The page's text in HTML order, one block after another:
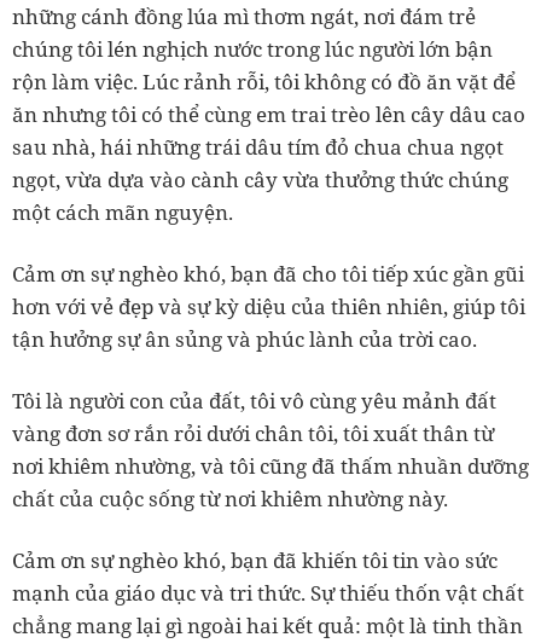
những cánh đồng lúa mì thơm ngát, nơi đám trẻ
chúng tôi lén nghịch nước trong lúc người lớn bận
rộn làm việc. Lúc rảnh rỗi, tôi không có đồ ăn vặt để
ăn nhưng tôi có thể cùng em trai trèo lên cây dâu cao
sau nhà, hái những trái dâu tím đỏ chua chua ngọt
ngọt, vừa dựa vào cành cây vừa thưởng thức chúng
một cách mãn nguyện.
Cảm ơn sự nghèo khó, bạn đã cho tôi tiếp xúc gần gũi
hơn với vẻ đẹp và sự kỳ diệu của thiên nhiên, giúp tôi
tận hưởng sự ân sủng và phúc lành của trời cao.
Tôi là người con của đất, tôi vô cùng yêu mảnh đất
vàng đơn sơ rắn rỏi dưới chân tôi, tôi xuất thân từ
nơi khiêm nhường, và tôi cũng đã thấm nhuần dưỡng
chất của cuộc sống từ nơi khiêm nhường này.
Cảm ơn sự nghèo khó, bạn đã khiến tôi tin vào sức
mạnh của giáo dục và tri thức. Sự thiếu thốn vật chất
chẳng mang lại gì ngoài hai kết quả: một là tinh thần